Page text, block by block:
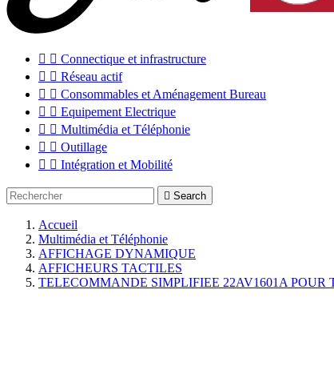
  Connectique et infrastructure
  Réseau actif
  Consommables et Aménagement Bureau
  Equipement Electrique
  Multimédia et Téléphonie
  Outillage
  Intégration et Mobilité
 Search
Accueil
Multimédia et Téléphonie
AFFICHAGE DYNAMIQUE
AFFICHEURS TACTILES
TELECOMMANDE SIMPLIFIEE 22AV1601A POUR